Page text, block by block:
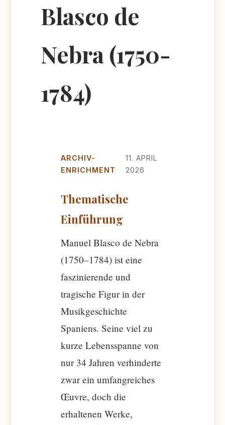
Blasco de
Nebra (1750-
1784)
ARCHIV-
ENRICHMENT
11. APRIL
2026
Thematische
Einführung
Manuel Blasco de Nebra
(1750–1784) ist eine
faszinierende und
tragische Figur in der
Musikgeschichte
Spaniens. Seine viel zu
kurze Lebensspanne von
nur 34 Jahren verhinderte
zwar ein umfangreiches
Œuvre, doch die
erhaltenen Werke,